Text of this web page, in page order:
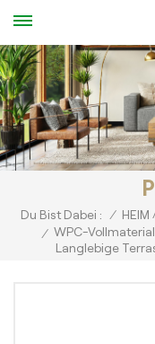
Du Bist Dabei : / HEIM
/ WPC-
Langlebige